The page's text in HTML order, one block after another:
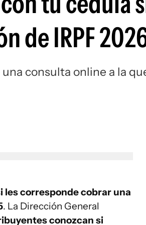
de IRPF
consulta online a la
les corresponde cobrar una
. La Dirección General
conozcan si